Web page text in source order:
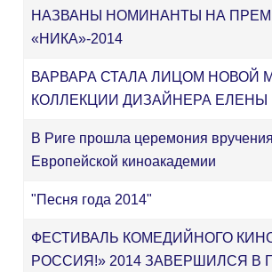
НАЗВАНЫ НОМИНАНТЫ НА
«НИКА»-2014
ВАРВАРА СТАЛА ЛИЦОМ НОВОЙ
КОЛЛЕКЦИИ ДИЗАЙНЕРА
В Риге прошла церемония
Европейской киноакадемии
"Песня года 2014"
ФЕСТИВАЛЬ КОМЕДИЙНОГО
РОССИЯ!» 2014 ЗАВЕРШИЛСЯ В